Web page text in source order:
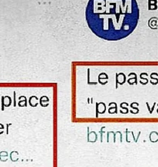
Le totalitarisme ordinaire: à la
recherche de la vérité perdue
Cette absence de courage pour la vérité est
liée à une indifférence à son égard. Günther
Anders mentionnait l’insuccès du séminaire
clandestin qu’il avait souhaité organiser en
1932 au sujet de Hitler: personne ne voulait
se confronter au problème. C’est ainsi
d’ailleurs qu’Anders entreprit la rédaction de
La Catacombe de Molussie, avec des fables
destinées à communiquer des vérités
inaudibles, au cœur de la résistance des
parias.